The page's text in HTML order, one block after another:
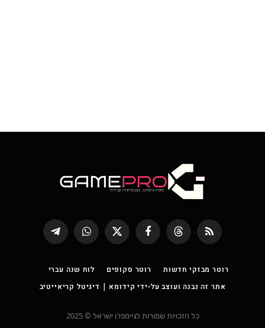
RSS
Threads פייסבוק
X
(טוויטר)
WhatsApp
Telegram
רוטר מבזקי חדשות רוטר סקופים
לוח שנה עברי
אתר זה נבנה ועוצב על-ידי קידומא | דיגיטל קריאייטיב
כל הזכויות שמורות לגיימפרו ישראל © 2025